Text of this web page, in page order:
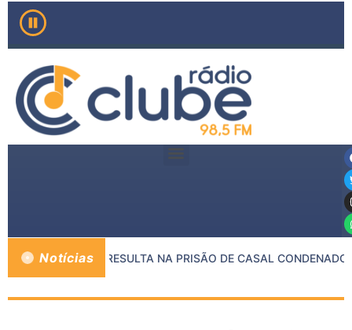
Notícias
MP E PMMG RESULTA NA PRISÃO DE CASAL CONDENADO